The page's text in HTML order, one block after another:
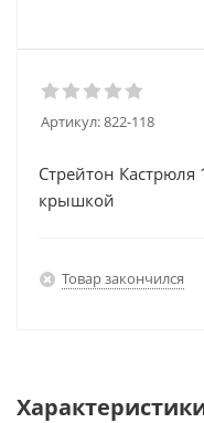
Артикул:822-118
Стрейтон Кастрюля
крышкой
Товар закончился